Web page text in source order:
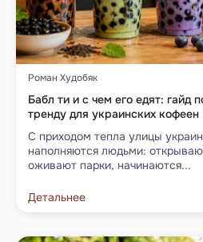
Роман Худобяк
Бабл ти и с чем его едят: гайд
тренду для украинских кофеен
С приходом тепла улицы
наполняются людьми:
оживают парки, начинаются...
Детальнее